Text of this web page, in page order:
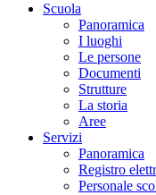
Scuola
Panoramica
I luoghi
Le persone
Documenti
Strutture
La storia
Aree
Servizi
Panoramica
Registro
Personale